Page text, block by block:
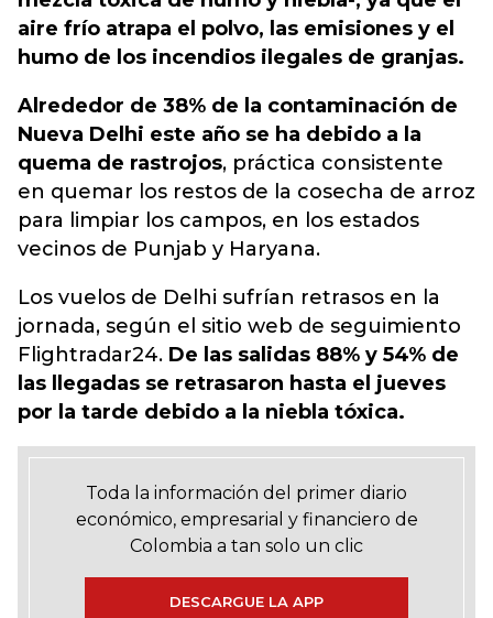
aire frío atrapa el polvo, las emisiones y el
humo de los incendios ilegales de granjas.
Alrededor de 38% de la contaminación de
Nueva Delhi este año se ha debido a la
quema de rastrojos, práctica consistente
en quemar los restos de la cosecha de arroz
para limpiar los campos, en los estados
vecinos de Punjab y Haryana.
Los vuelos de Delhi sufrían retrasos en la
jornada, según el sitio web de seguimiento
Flightradar24. De las salidas 88% y 54% de
las llegadas se retrasaron hasta el jueves
por la tarde debido a la niebla tóxica.
Toda la información del primer diario
económico, empresarial y financiero de
Colombia a tan solo un clic
DESCARGUE LA APP